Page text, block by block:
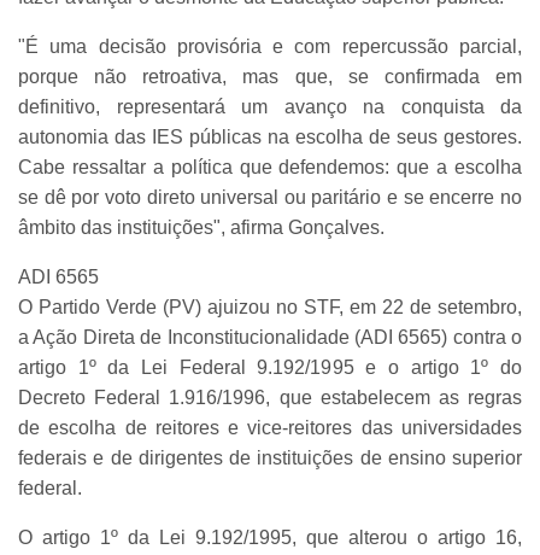
"É uma decisão provisória e com repercussão parcial,
porque não retroativa, mas que, se confirmada em
definitivo, representará um avanço na conquista da
autonomia das IES públicas na escolha de seus gestores.
Cabe ressaltar a política que defendemos: que a escolha
se dê por voto direto universal ou paritário e se encerre no
âmbito das instituições", afirma Gonçalves.
ADI 6565
O Partido Verde (PV) ajuizou no STF, em 22 de setembro,
a Ação Direta de Inconstitucionalidade (ADI 6565) contra o
artigo 1º da Lei Federal 9.192/1995 e o artigo 1º do
Decreto Federal 1.916/1996, que estabelecem as regras
de escolha de reitores e vice-reitores das universidades
federais e de dirigentes de instituições de ensino superior
federal.
O artigo 1º da Lei 9.192/1995, que alterou o artigo 16,